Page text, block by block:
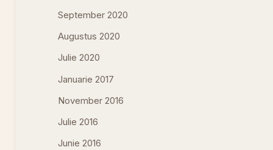
September 2020
Augustus 2020
Julie 2020
Januarie 2017
November 2016
Julie 2016
Junie 2016